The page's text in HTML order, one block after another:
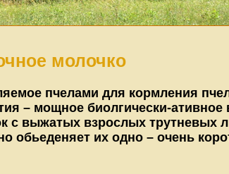
молочко
пчелами для кормления
– мощное биолгически-ативное
с выжатых взрослых трутневых
обьеденяет их одно – очень